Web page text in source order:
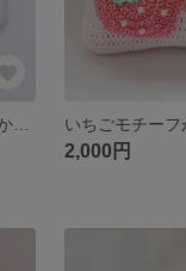
2,000円